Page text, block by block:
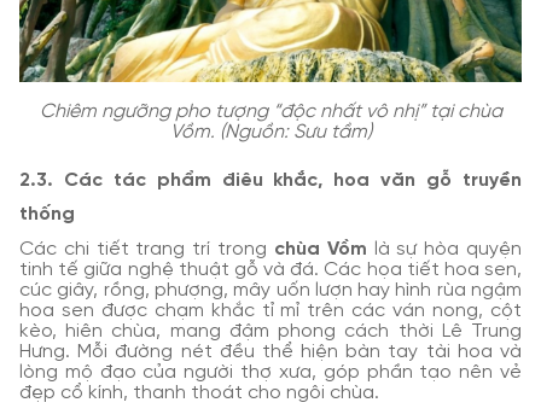
Chiêm ngưỡng pho tượng “độc nhất vô nhị” tại chùa
Vồm. (Nguồn: Sưu tầm)
2.3. Các tác phẩm điêu khắc, hoa văn gỗ truyền
thống
Các chi tiết trang trí trong chùa Vồm là sự hòa quyện
tinh tế giữa nghệ thuật gỗ và đá. Các họa tiết hoa sen,
cúc giây, rồng, phượng, mây uốn lượn hay hình rùa ngậm
hoa sen được chạm khắc tỉ mỉ trên các ván nong, cột
kèo, hiên chùa, mang đậm phong cách thời Lê Trung
Hưng. Mỗi đường nét đều thể hiện bàn tay tài hoa và
lòng mộ đạo của người thợ xưa, góp phần tạo nên vẻ
đẹp cổ kính, thanh thoát cho ngôi chùa.